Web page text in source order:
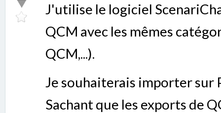
J'utilise le logiciel
QCM avec les mêmes
QCM,...).
Je souhaiterais importer sur
Sachant que les exports de